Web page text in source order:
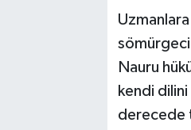
sömürgeci
Nauru
kendi
derecede